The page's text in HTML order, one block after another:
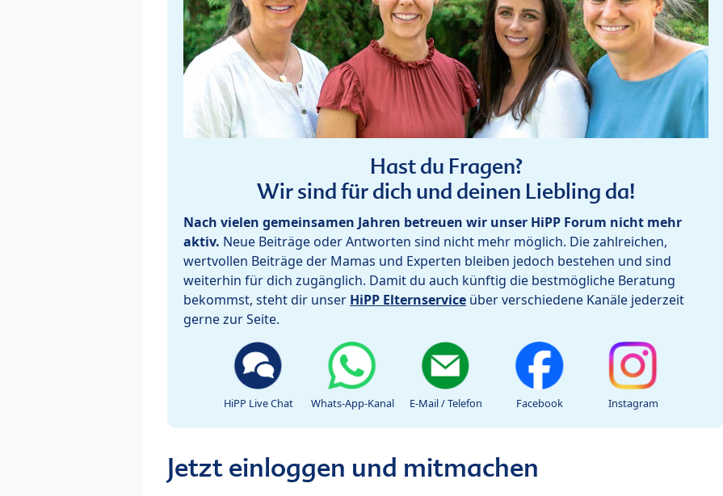
Hast du Fragen?
Wir sind für dich und deinen Liebling da!
Nach vielen gemeinsamen Jahren betreuen wir unser HiPP Forum nicht mehr
aktiv. Neue Beiträge oder Antworten sind nicht mehr möglich. Die zahlreichen,
wertvollen Beiträge der Mamas und Experten bleiben jedoch bestehen und sind
weiterhin für dich zugänglich. Damit du auch künftig die bestmögliche Beratung
bekommst, steht dir unser HiPP Elternservice über verschiedene Kanäle jederzeit
gerne zur Seite.
HiPP Live Chat Whats-App-Kanal E-Mail / Telefon Facebook Instagram
Jetzt einloggen und mitmachen